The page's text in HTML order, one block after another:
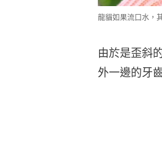
龍貓如果流口水，
由於是歪斜
外一邊的牙